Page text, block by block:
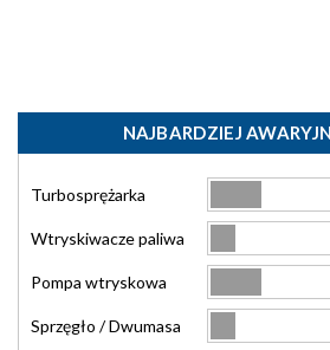
NAJBARDZIEJ
Turbosprężarka
Wtryskiwacze paliwa
Pompa wtryskowa
Sprzęgło / Dwumasa